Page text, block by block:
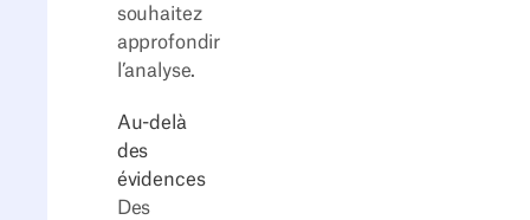
souhaitez
approfondir
l’analyse.
Au-delà
des
évidences
Des